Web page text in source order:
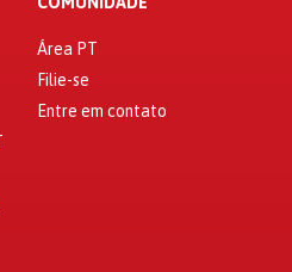
Área PT
Filie-se
Entre em contato